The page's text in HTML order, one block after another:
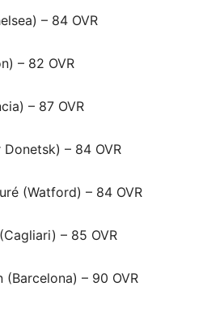
– 84 OVR
– 82 OVR
– 87 OVR
– 84 OVR
(Watford) – 84 OVR
– 85 OVR
(Barcelona) – 90 OVR